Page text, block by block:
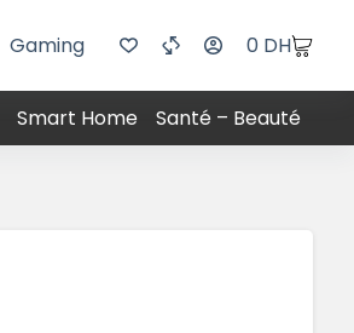
Gaming 0 DH
Smart Home Santé – Beauté